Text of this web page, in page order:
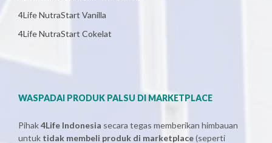
4Life NutraStart Vanilla
4Life NutraStart Cokelat
WASPADAI PRODUK PALSU DI MARKETPLACE
Pihak4Life Indonesia secara tegas memberikan himbauan
untuk tidak membeli produk di marketplace(seperti